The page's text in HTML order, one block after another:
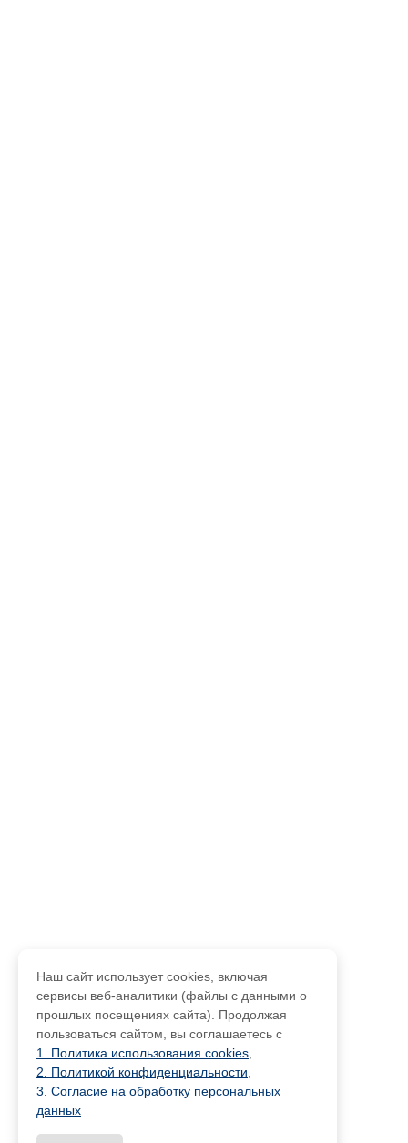
Наш сайт использует cookies, включая
сервисы веб-аналитики (файлы с данными о
прошлых посещениях сайта). Продолжая
пользоваться сайтом, вы соглашаетесь с
1. Политика использования cookies
2. Политикой конфиденциальности
3. Согласие на обработку персональных
данных